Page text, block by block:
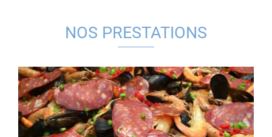
NOS PRESTATIONS